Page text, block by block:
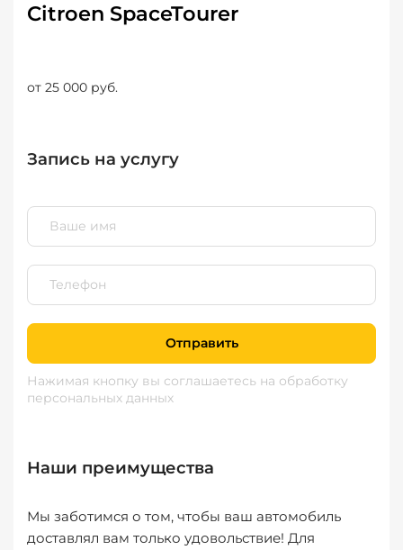
Citroen SpaceTourer
от 25 000 руб.
Запись на услугу
Отправить
Нажимая кнопку вы соглашаетесь на обработку
персональных данных
Наши преимущества
Мы заботимся о том, чтобы ваш автомобиль
доставлял вам только удовольствие! Для